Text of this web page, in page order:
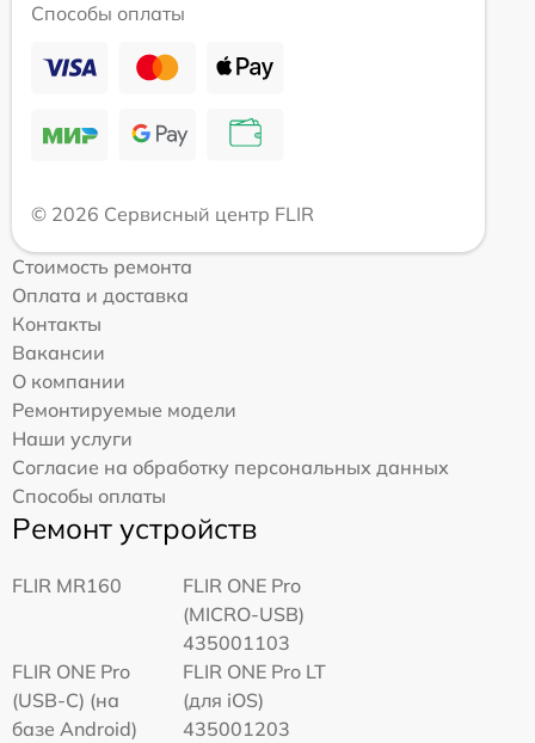
Способы оплаты
© 2026 Сервисный центр FLIR
Стоимость ремонта
Оплата и доставка
Контакты
Вакансии
О компании
Ремонтируемые модели
Наши услуги
Согласие на обработку персональных данных
Способы оплаты
Ремонт устройств
FLIR MR160
FLIR ONE Pro
(MICRO-USB)
435001103
FLIR ONE Pro
(USB-C) (на
базе Android)
FLIR ONE Pro LT
(для iOS)
435001203